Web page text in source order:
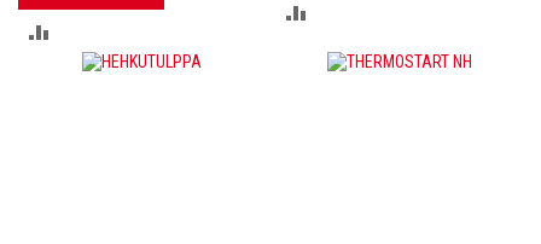
VERTAILUUN
VERTAILUUN